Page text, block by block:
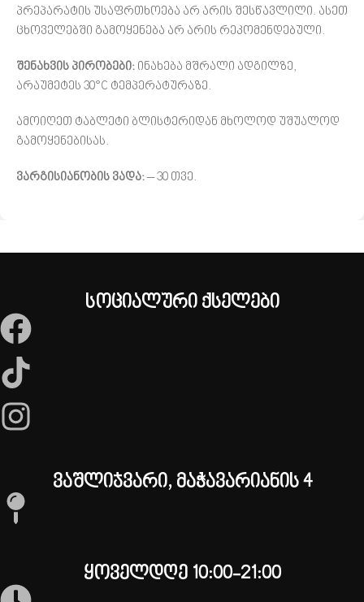
პრეპარატის უსაფრთხოება არ არის შესწავლილი. ასეთ
ცხოველებში გამოყენება არ არის რეკომენდებული.
შენახვის პირობები: ინახება მშრალი ადგილზე,
არაუმეტეს 30°C ტემპერატურაზე.
ამოიღეთ ტაბლეტი ბლისტერიდან მხოლოდ უშუალოდ
გამოყენებისას.
ვარგისიანობის ვადა:– 30 თვე.
სოციალური ქსელები
ვაშლიჯვარი, მაჭავარიანის 4
ყოველდღე 10:00-21:00